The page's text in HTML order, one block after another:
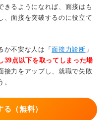
きるようになれば、面接はも
、面接を突破するのに役立て
か不安な人は「面接力診断 」
39点以下を取ってしまった場
接力をアップし、就職で失敗
（無料）
だ本」の回答を準備し選考